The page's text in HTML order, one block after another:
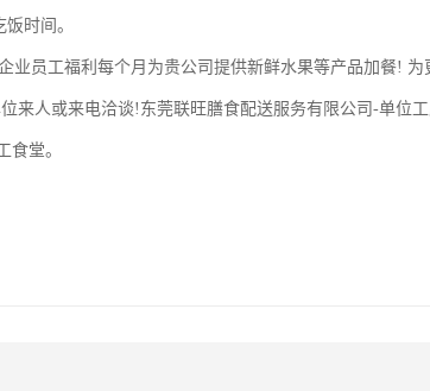
时间。
业员工福利每个月为贵公司提供新鲜水果等产品加餐! 为
来人或来电洽谈!东莞联旺膳食配送服务有限公司-单位
食堂。